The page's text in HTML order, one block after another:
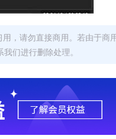
，请勿直接商用。若由于商
们进行删除处理。